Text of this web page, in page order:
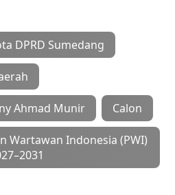
DPRD Sumedang
Ahmad Munir Calon
Wartawan Indonesia (PWI)